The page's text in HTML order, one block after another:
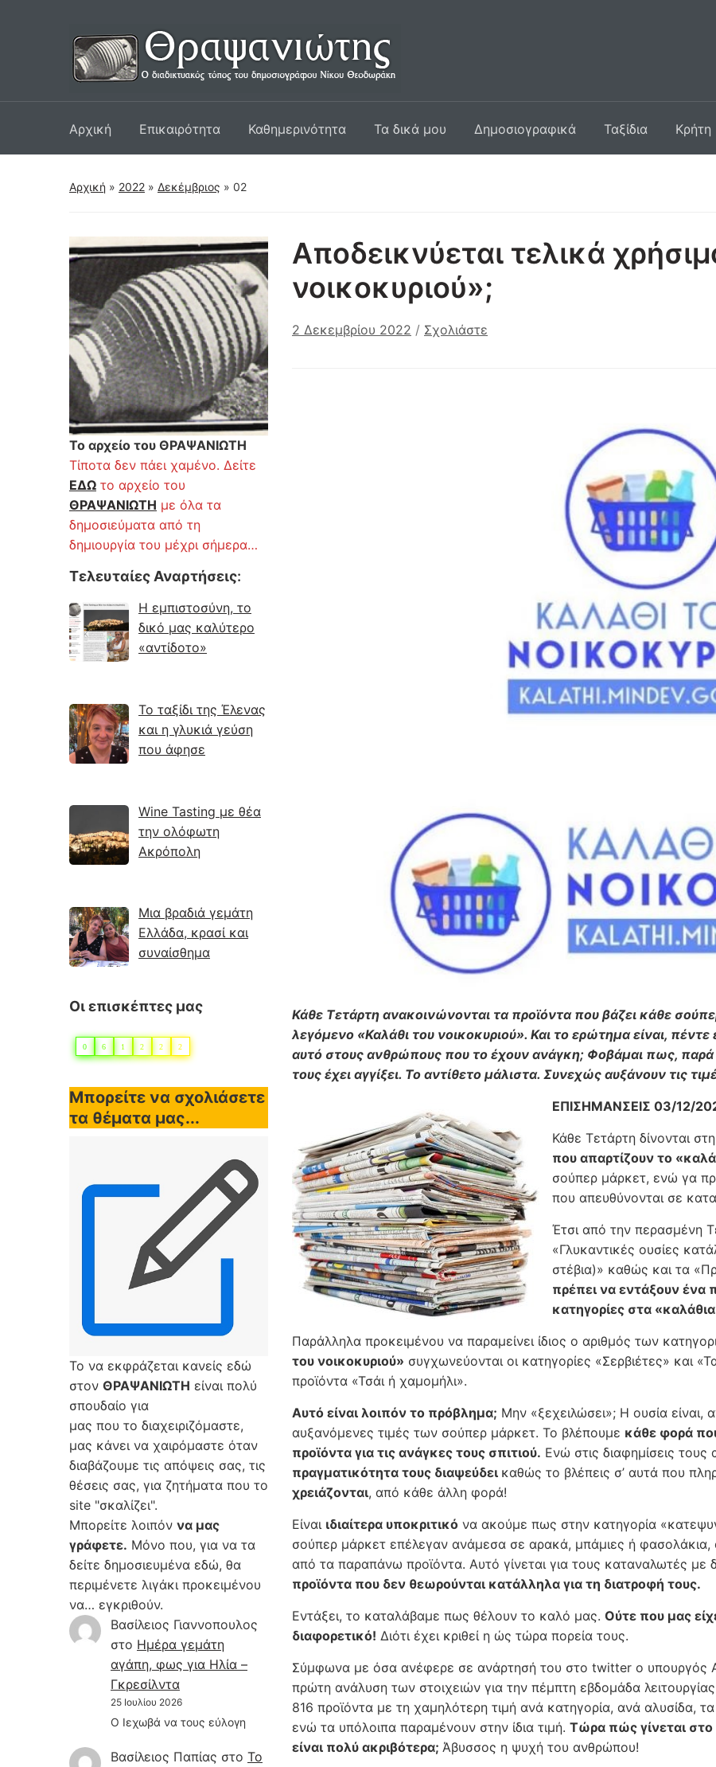
Αρχική Επικαιρότητα Καθημερινότητα Τα δικά μου Δημοσιογραφικά Ταξίδια Κρήτη
Αρχική » 2022 » Δεκέμβριος » 02
Το αρχείο του ΘΡΑΨΑΝΙΩΤΗ
Τίποτα δεν πάει χαμένο. Δείτε
ΕΔΩ το αρχείο του
ΘΡΑΨΑΝΙΩΤΗ με όλα τα
δημοσιεύματα από τη
δημιουργία του μέχρι σήμερα…
Τελευταίες Αναρτήσεις:
Η εμπιστοσύνη, το
δικό μας καλύτερο
«αντίδοτο»
Το ταξίδι της Έλενας
και η γλυκιά γεύση
που άφησε
Wine Tasting με θέα
την ολόφωτη
Ακρόπολη
Μια βραδιά γεμάτη
Ελλάδα, κρασί και
συναίσθημα
Οι επισκέπτες μας
0 6 1 2 2 2
Μπορείτε να σχολιάσετε
τα θέματα μας...
Το να εκφράζεται κανείς εδώ
στον ΘΡΑΨΑΝΙΩΤΗ είναι πολύ
σπουδαίο για
μας που το διαχειριζόμαστε,
μας κάνει να χαιρόμαστε όταν
διαβάζουμε τις απόψεις σας, τις
θέσεις σας, για ζητήματα που το
site "σκαλίζει".
Μπορείτε λοιπόν να μας
γράφετε. Μόνο που, για να τα
δείτε δημοσιευμένα εδώ, θα
περιμένετε λιγάκι προκειμένου
να… εγκριθούν.
Βασίλειος Γιαννοπουλος
στο Hμέρα γεμάτη
αγάπη, φως για Ηλία –
Γκρεσίλντα
25 Ιουλίου 2026
Ο Ιεχωβά να τους εύλογη
Βασίλειος Παπίας στο Το
Αποδεικνύεται τελικά
νοικοκυριού»;
2 Δεκεμβρίου 2022 / Σχολιάστε
Κάθε Τετάρτη ανακοινώνονται τα προϊόντα που βάζει κάθε
λεγόμενο «Καλάθι του νοικοκυριού». Και το ερώτημα είναι,
αυτό στους ανθρώπους που το έχουν ανάγκη; Φοβάμαι πως, παρά
τους έχει αγγίξει. Το αντίθετο μάλιστα. Συνεχώς αυξάνουν τις
ΕΠΙΣΗΜΑΝΣΕΙΣ 03/12/
Κάθε Τετάρτη δίνονται
που απαρτίζουν το
σούπερ μάρκετ, ενώ γα
που απευθύνονται σε
Έτσι από την περασμένη
«Γλυκαντικές ουσίες
στέβια)» καθώς και τα
πρέπει να εντάξουν ένα
κατηγορίες στα
Παράλληλα προκειμένου να παραμείνει ίδιος ο αριθμός των
του νοικοκυριού» συγχωνεύονται οι κατηγορίες «Σερβιέτες» και
προϊόντα «Τσάι ή χαμομήλι».
Αυτό είναι λοιπόν το πρόβλημα; Μην «ξεχειλώσει»; Η ουσία
αυξανόμενες τιμές των σούπερ μάρκετ. Το βλέπουμε κάθε φορά
προϊόντα για τις ανάγκες τους σπιτιού. Ενώ στις διαφημίσεις
πραγματικότητα τους διαψεύδει καθώς το βλέπεις σ’ αυτά που
χρειάζονται, από κάθε άλλη φορά!
Είναι ιδιαίτερα υποκριτικό να ακούμε πως στην κατηγορία
σούπερ μάρκετ επέλεγαν ανάμεσα σε αρακά, μπάμιες ή φασολάκια,
από τα παραπάνω προϊόντα. Αυτό γίνεται για τους καταναλωτές με
προϊόντα που δεν θεωρούνται κατάλληλα για τη διατροφή τους.
Εντάξει, το καταλάβαμε πως θέλουν το καλό μας. Ούτε που μας
διαφορετικό! Διότι έχει κριθεί η ώς τώρα πορεία τους.
Σύμφωνα με όσα ανέφερε σε ανάρτησή του στο twitter ο υπουργός
πρώτη ανάλυση των στοιχειών για την πέμπτη εβδομάδα
816 προϊόντα με τη χαμηλότερη τιμή ανά κατηγορία, ανά αλυσίδα,
ενώ τα υπόλοιπα παραμένουν στην ίδια τιμή. Τώρα πώς γίνεται
είναι πολύ ακριβότερα; Άβυσσος η ψυχή του ανθρώπου!